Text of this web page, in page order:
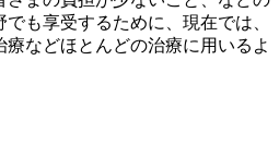
も享受するために、現在では、
などほとんどの治療に用いるよ